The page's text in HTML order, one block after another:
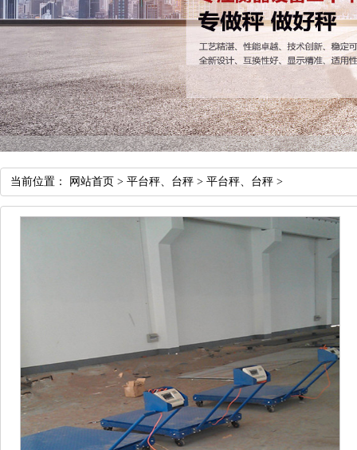
当前位置： 网站首页 > 平台秤、台秤 > 平台秤、台秤 >